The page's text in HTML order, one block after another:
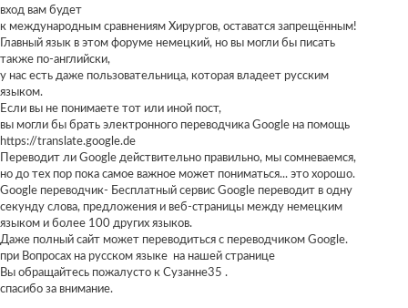
вход вам будет
к международным сравнениям Хирургов, оставатся запрещённым!
Главный язык в этом форуме немецкий, но вы могли бы писать
также по-английски,
у нас есть даже пользовательница, которая владеет русским
языком.
Если вы не понимаете тот или иной пост,
вы могли бы брать электронного переводчика Google на помощь
https://translate.google.de
Переводит ли Google действительно правильно, мы сомневаемся,
но до тех пор пока самое важное может пониматься... это хорошо.
Google переводчик- Бесплатный сервис Google переводит в одну
секунду слова, предложения и веб-страницы между немецким
языком и более 100 других языков.
Даже полный сайт может переводиться с переводчиком Google.
при Вопросах на русском языке на нашей странице
Вы обращайтесь пожалусто к Сузанне35 .
спасибо за внимание.